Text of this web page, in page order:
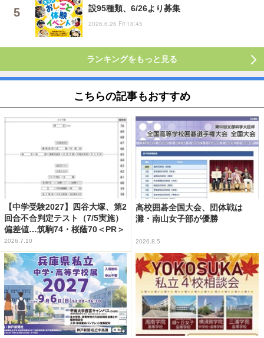
設95種類、6/26より募集
2026.6.26 Fri 18:45
ランキングをもっと見る
こちらの記事もおすすめ
【中学受験2027】四谷大塚、第2
回合不合判定テスト（7/5実施）
偏差値…筑駒74・桜蔭70＜PR＞
2026.7.10
高校囲碁全国大会、団体戦は
灘・南山女子部が優勝
2026.8.5